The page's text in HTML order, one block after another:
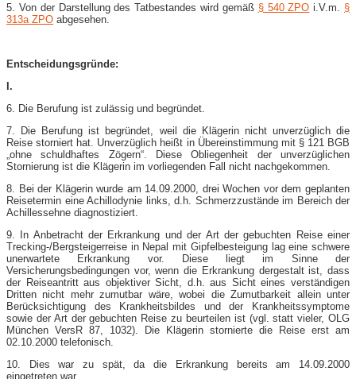
5. Von der Darstellung des Tatbestandes wird gemäß § 540 ZPO i.V.m. §
313a ZPO abgesehen.
Entscheidungsgründe:
I.
6. Die Berufung ist zulässig und begründet.
7. Die Berufung ist begründet, weil die Klägerin nicht unverzüglich die
Reise storniert hat. Unverzüglich heißt in Übereinstimmung mit § 121 BGB
„ohne schuldhaftes Zögern“. Diese Obliegenheit der unverzüglichen
Stornierung ist die Klägerin im vorliegenden Fall nicht nachgekommen.
8. Bei der Klägerin wurde am 14.09.2000, drei Wochen vor dem geplanten
Reisetermin eine Achillodynie links, d.h. Schmerzzustände im Bereich der
Achillessehne diagnostiziert.
9. In Anbetracht der Erkrankung und der Art der gebuchten Reise einer
Trecking-​/Bergsteigerreise in Nepal mit Gipfelbesteigung lag eine schwere
unerwartete Erkrankung vor. Diese liegt im Sinne der
Versicherungsbedingungen vor, wenn die Erkrankung dergestalt ist, dass
der Reiseantritt aus objektiver Sicht, d.h. aus Sicht eines verständigen
Dritten nicht mehr zumutbar wäre, wobei die Zumutbarkeit allein unter
Berücksichtigung des Krankheitsbildes und der Krankheitssymptome
sowie der Art der gebuchten Reise zu beurteilen ist (vgl. statt vieler, OLG
München VersR 87, 1032). Die Klägerin stornierte die Reise erst am
02.10.2000 telefonisch.
10. Dies war zu spät, da die Erkrankung bereits am 14.09.2000
eingetreten war.